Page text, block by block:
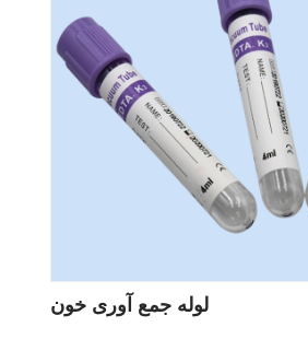
لوله جمع آوری خون